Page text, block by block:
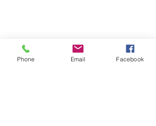
Kontakt
+49 (0) 171 31 81 359
Phone Email Facebook